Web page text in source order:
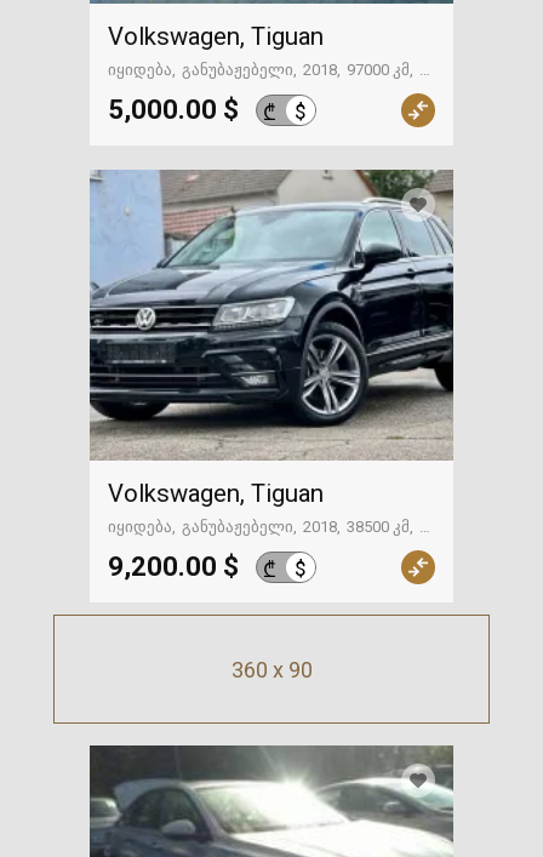
Volkswagen, Tiguan
იყიდება განუბაჟებელი 2018 97000 კმ
5,000.00 $ ₾ $
Volkswagen, Tiguan
იყიდება განუბაჟებელი 2018 38500 კმ
რუსთავის ავტობაზრობა
9,200.00 $ ₾ $
360 x 90